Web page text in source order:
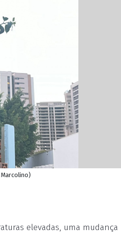
elevadas, uma mudança